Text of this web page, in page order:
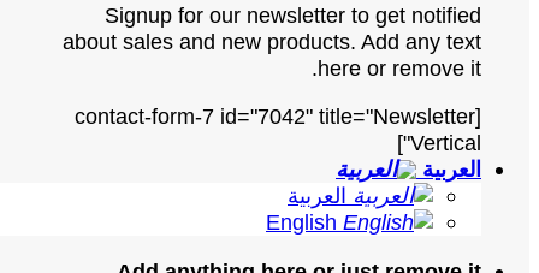
Signup for our newsletter to get notified
about sales and new products. Add any text
here or remove it.
[contact-form-7 id="7042" title="Newsletter
Vertical"]
العربية
العربية